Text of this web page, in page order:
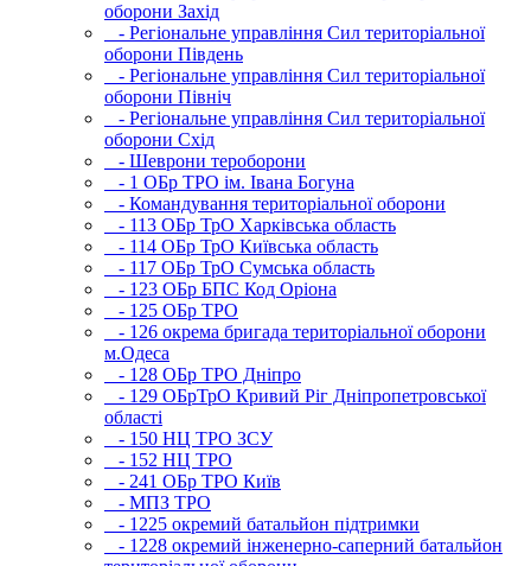
оборони Захід
- Регіональне управління Сил територіальної
оборони Південь
- Регіональне управління Сил територіальної
оборони Північ
- Регіональне управління Сил територіальної
оборони Схід
- Шеврони тероборони
- 1 ОБр ТРО ім. Івана Богуна
- Командування територіальної оборони
- 113 ОБр ТрО Харківська область
- 114 ОБр ТрО Київська область
- 117 ОБр ТрО Сумська область
- 123 ОБр БПС Код Оріона
- 125 ОБр ТРО
- 126 окрема бригада територіальної оборони
м.Одеса
- 128 ОБр ТРО Дніпро
- 129 ОБрТрО Кривий Ріг Дніпропетровської
області
- 150 НЦ ТРО ЗСУ
- 152 НЦ ТРО
- 241 ОБр ТРО Київ
- МПЗ ТРО
- 1225 окремий батальйон підтримки
- 1228 окремий інженерно-саперний батальйон